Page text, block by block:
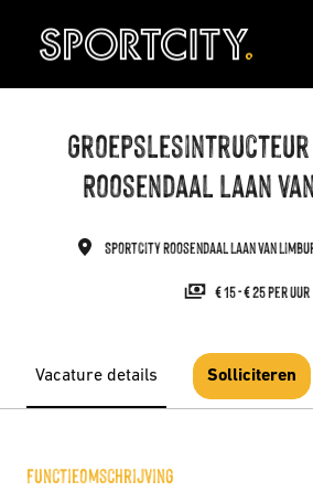
Homepagina
Roosendaal Laan
SportCity Roosendaal Laan van
€ 15 - € 25 per uur
Vacature details Solliciteren
Functieomschrijving